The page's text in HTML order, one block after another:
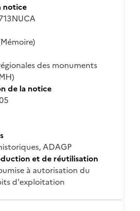
notice
des monuments
de la notice
ADAGP
et de réutilisation
à autorisation du
d'exploitation